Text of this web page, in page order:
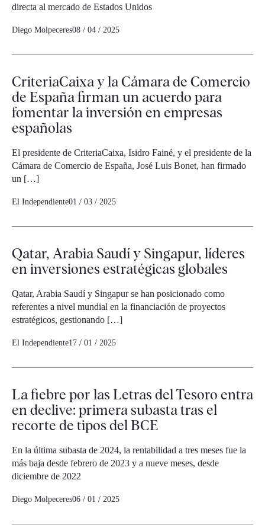
directa al mercado de Estados Unidos
Diego Molpeceres08 / 04 / 2025
CriteriaCaixa y la Cámara de Comercio
de España firman un acuerdo para
fomentar la inversión en empresas
españolas
El presidente de CriteriaCaixa, Isidro Fainé, y el presidente de la
Cámara de Comercio de España, José Luis Bonet, han firmado
un […]
El Independiente01 / 03 / 2025
Qatar, Arabia Saudí y Singapur, líderes
en inversiones estratégicas globales
Qatar, Arabia Saudí y Singapur se han posicionado como
referentes a nivel mundial en la financiación de proyectos
estratégicos, gestionando […]
El Independiente17 / 01 / 2025
La fiebre por las Letras del Tesoro entra
en declive: primera subasta tras el
recorte de tipos del BCE
En la última subasta de 2024, la rentabilidad a tres meses fue la
más baja desde febrero de 2023 y a nueve meses, desde
diciembre de 2022
Diego Molpeceres06 / 01 / 2025